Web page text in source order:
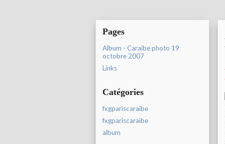
Pages
Album - Caraibe photo 19
octobre 2007
Links
Catégories
fxgpariscaraibe
fxgpariscaraïbe
album